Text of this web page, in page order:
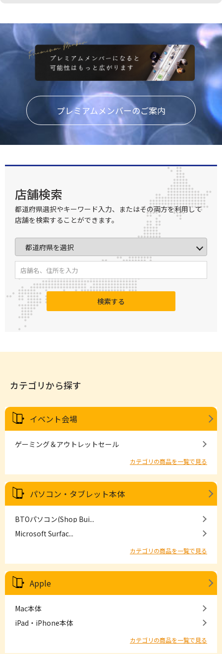
プレミアムメンバーのご案内
店舗検索
都道府県選択やキーワード入力、またはその両方を利用して
店舗を検索することができます。
検索する
カテゴリから探す
イベント会場
ゲーミング＆アウトレットセール
カテゴリの商品を一覧で見る
パソコン・タブレット本体
BTOパソコン(Shop Bui...
Microsoft Surfac...
カテゴリの商品を一覧で見る
Apple
Mac本体
iPad・iPhone本体
カテゴリの商品を一覧で見る